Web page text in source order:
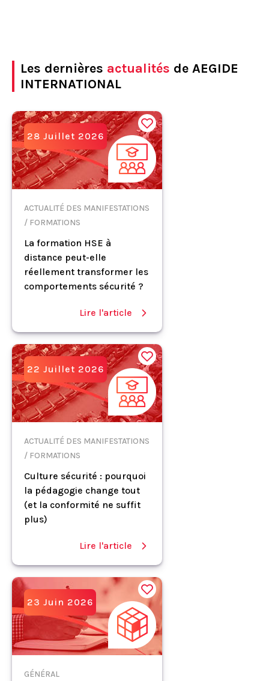
Les dernières actualités de AEGIDE
INTERNATIONAL
28 Juillet 2026
ACTUALITÉ DES MANIFESTATIONS
/ FORMATIONS
La formation HSE à
distance peut-elle
réellement transformer les
comportements sécurité ?
Lire l'article
22 Juillet 2026
ACTUALITÉ DES MANIFESTATIONS
/ FORMATIONS
Culture sécurité : pourquoi
la pédagogie change tout
(et la conformité ne suffit
plus)
Lire l'article
23 Juin 2026
GÉNÉRAL